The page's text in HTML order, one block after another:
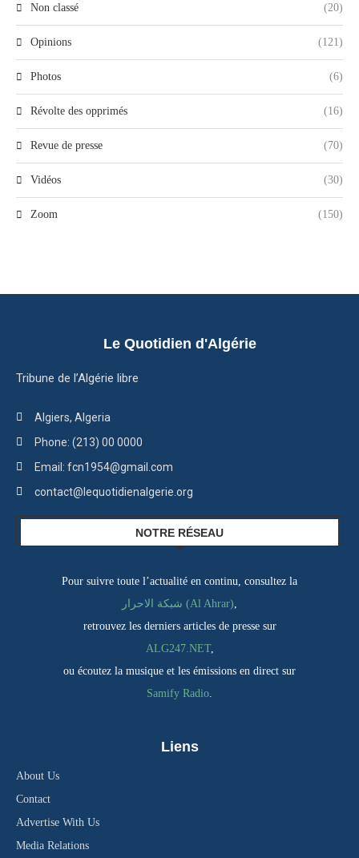
Non classé (20)
Opinions (121)
Photos (6)
Révolte des opprimés (16)
Revue de presse (70)
Vidéos (30)
Zoom (150)
Le Quotidien d'Algérie
Tribune de l’Algérie libre
Algiers, Algeria
Phone: (213) 00 0000
Email: fcn1954@gmail.com
contact@lequotidienalgerie.org
NOTRE RÉSEAU
Pour suivre toute l’actualité en continu, consultez la
شبكة الاحرار (Al Ahrar),
retrouvez les derniers articles de presse sur
ALG247.NET,
ou écoutez la musique et les émissions en direct sur
Samify Radio.
Liens
About Us
Contact
Advertise With Us
Media Relations